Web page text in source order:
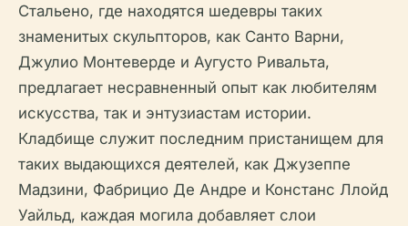
Стальено, где находятся шедевры таких
знаменитых скульпторов, как Санто Варни,
Джулио Монтеверде и Аугусто Ривальта,
предлагает несравненный опыт как любителям
искусства, так и энтузиастам истории.
Кладбище служит последним пристанищем для
таких выдающихся деятелей, как Джузеппе
Мадзини, Фабрицио Де Андре и Констанс Ллойд
Уайльд, каждая могила добавляет слои